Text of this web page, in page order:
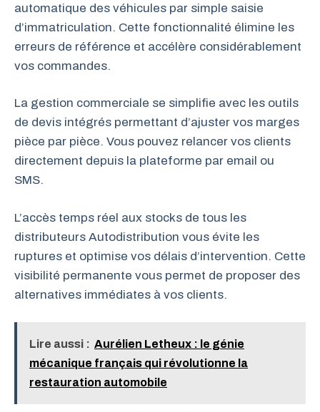
automatique des véhicules par simple saisie
d’immatriculation. Cette fonctionnalité élimine les
erreurs de référence et accélère considérablement
vos commandes.
La gestion commerciale se simplifie avec les outils
de devis intégrés permettant d’ajuster vos marges
pièce par pièce. Vous pouvez relancer vos clients
directement depuis la plateforme par email ou
SMS.
L’accès temps réel aux stocks de tous les
distributeurs Autodistribution vous évite les
ruptures et optimise vos délais d’intervention. Cette
visibilité permanente vous permet de proposer des
alternatives immédiates à vos clients.
Lire aussi : Aurélien Letheux : le génie
mécanique français qui révolutionne la
restauration automobile